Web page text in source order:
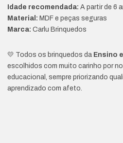
Idade recomendada: A partir de 6
Material: MDF e peças seguras
Marca: Carlu Brinquedos
💛 Todos os brinquedos da Ensino
escolhidos com muito carinho por
educacional, sempre priorizando
aprendizado com afeto.